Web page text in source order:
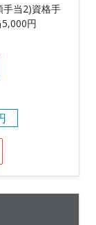
手当2)資格手
円